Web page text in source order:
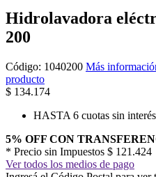
Hidrolavadora
200
Código: 1040200 Más
producto
$ 134.174
HASTA 6 cuotas sin interés
5% OFF CON
* Precio sin Impuestos $ 121.424
Ver todos los medios de pago